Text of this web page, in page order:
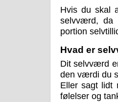
Hvis du skal
selvværd, da
portion
Hvad er
Dit selvværd
den værdi du
Eller sagt lidt
følelser og